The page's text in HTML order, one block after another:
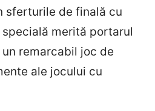
sferturile de finală cu
specială merită portarul
remarcabil joc de
ale jocului cu